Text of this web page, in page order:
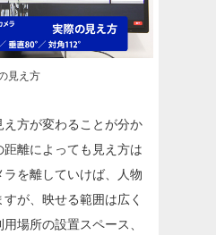
見え方
方が変わることが分か
距離によっても見え方は
を離していけば、人物
が、映せる範囲は広く
場所の設置スペース、